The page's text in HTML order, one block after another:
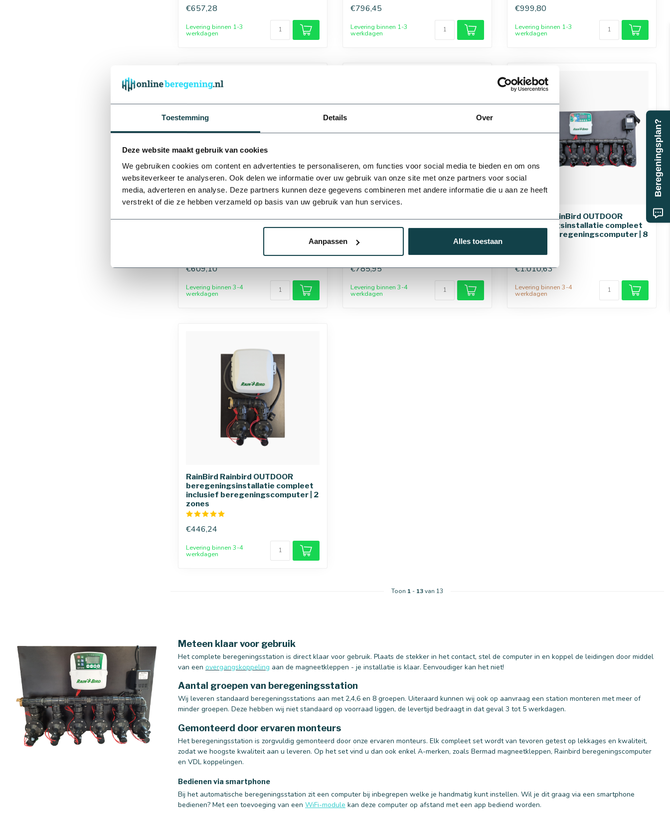
Toestemming Details Over
Deze website maakt gebruik van cookies
We gebruiken cookies om content en advertenties te personaliseren, om functies voor social media te bieden en om ons
websiteverkeer te analyseren. Ook delen we informatie over uw gebruik van onze site met onze partners voor social
media, adverteren en analyse. Deze partners kunnen deze gegevens combineren met andere informatie die u aan ze heeft
verstrekt of die ze hebben verzameld op basis van uw gebruik van hun services.
Aanpassen Alles toestaan
€657,28
Levering binnen 1-3
werkdagen
€796,45
Levering binnen 1-3
werkdagen
€999,80
Levering binnen 1-3
werkdagen
beregeningsinstallatie compleet
€609,10
Levering binnen 3-4
werkdagen
beregeningsinstallatie compleet
zones
€785,95
Levering binnen 3-4
werkdagen
RainBird RainBird OUTDOOR
beregeningsinstallatie compleet
inclusief beregeningscomputer | 8
€1.010,63
Levering binnen 3-4
werkdagen
RainBird Rainbird OUTDOOR
beregeningsinstallatie compleet
inclusief beregeningscomputer | 2
zones
€446,24
Levering binnen 3-4
werkdagen
Toon 1 - 13van 13
Meteen klaar voor gebruik
Het complete beregeningsstation is direct klaar voor gebruik. Plaats de stekker in het contact, stel de computer in en koppel de leidingen door middel
van een overgangskoppeling aan de magneetkleppen - je installatie is klaar. Eenvoudiger kan het niet!
Aantal groepen van beregeningsstation
Wij leveren standaard beregeningsstations aan met 2,4,6 en 8 groepen. Uiteraard kunnen wij ook op aanvraag een station monteren met meer of
minder groepen. Deze hebben wij niet standaard op voorraad liggen, de levertijd bedraagt in dat geval 3 tot 5 werkdagen.
Gemonteerd door ervaren monteurs
Het beregeningsstation is zorgvuldig gemonteerd door onze ervaren monteurs. Elk compleet set wordt van tevoren getest op lekkages en kwaliteit,
zodat we hoogste kwaliteit aan u leveren. Op het set vind u dan ook enkel A-merken, zoals Bermad magneetkleppen, Rainbird beregeningscomputer
en VDL koppelingen.
Bedienen via smartphone
Bij het automatische beregeningsstation zit een computer bij inbegrepen welke je handmatig kunt instellen. Wil je dit graag via een smartphone
bedienen? Met een toevoeging van een WiFi-module kan deze computer op afstand met een app bediend worden.
Afmetingen
40 mm 50 mm 63 mm
110 mm
Beregeningsplan?